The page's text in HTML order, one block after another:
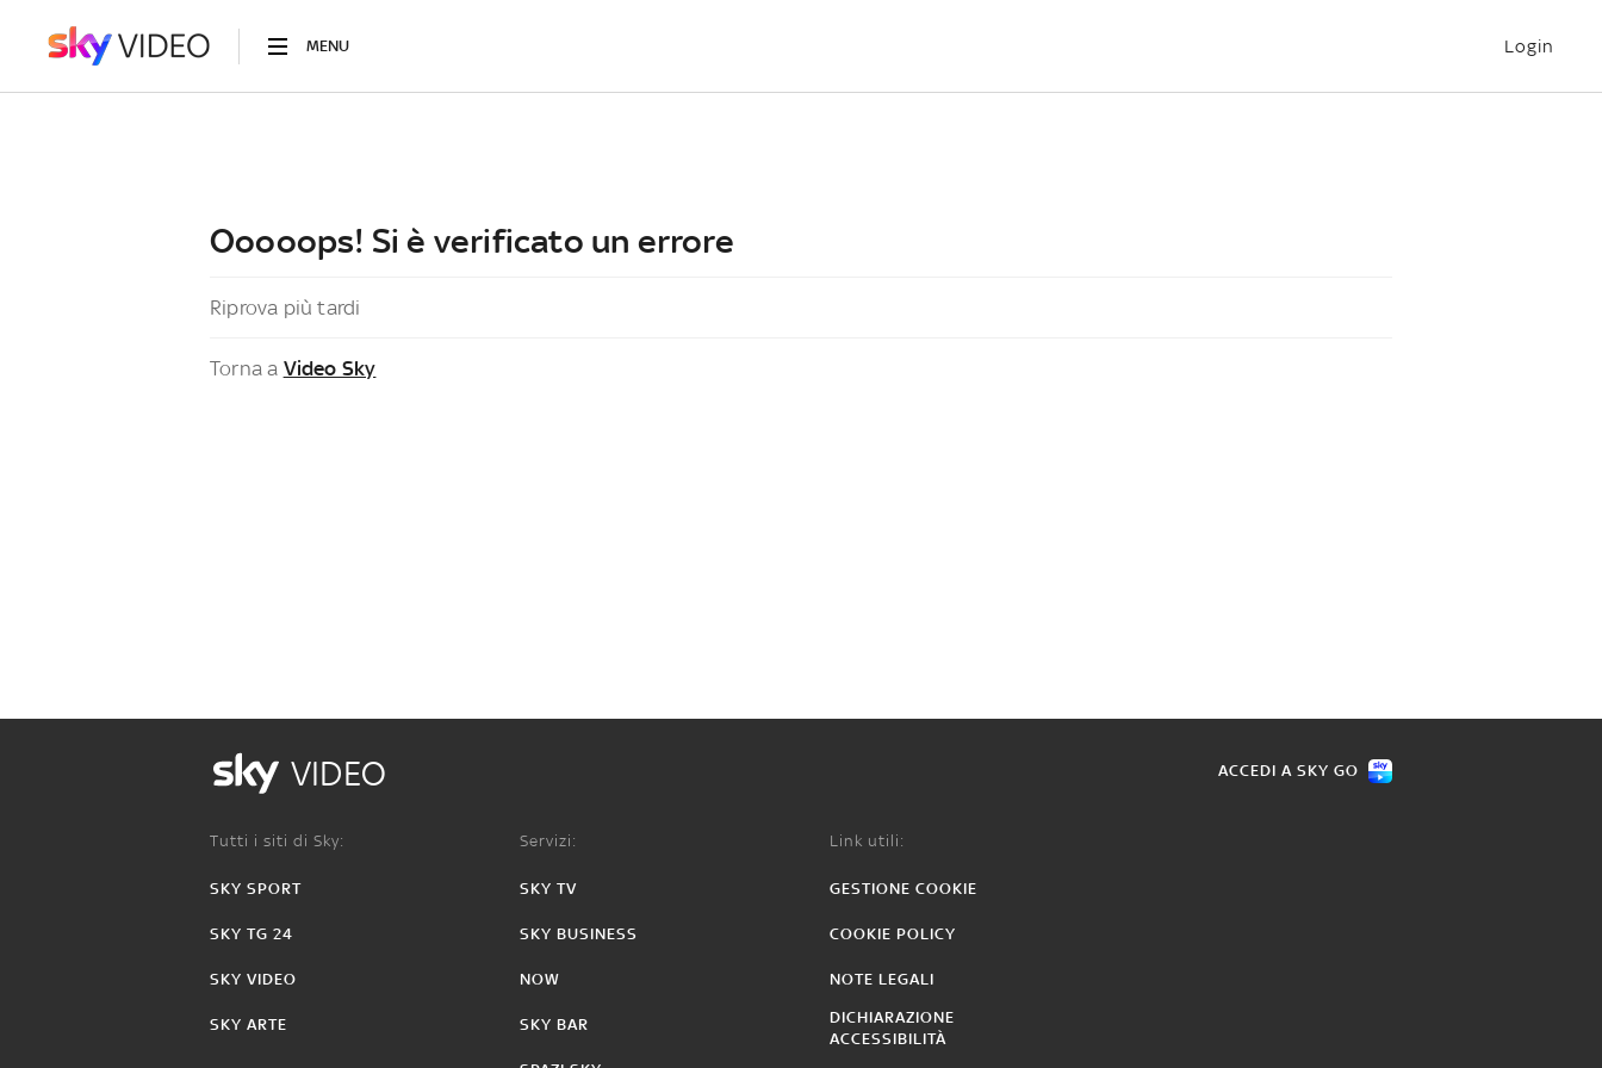
MENU Login
Ooooops! Si è verificato un errore
Riprova più tardi
Torna a Video Sky
VIDEO ACCEDI A SKY GO
Tutti i siti di Sky:
SKY SPORT
SKY TG 24
SKY VIDEO
SKY ARTE
Servizi:
SKY TV
SKY BUSINESS
NOW
SKY BAR
Link utili:
GESTIONE COOKIE
COOKIE POLICY
NOTE LEGALI
DICHIARAZIONE
ACCESSIBILITÀ